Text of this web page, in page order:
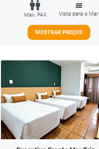
Max. PAX Vista para o Mar
MOSTRAR PREÇOS